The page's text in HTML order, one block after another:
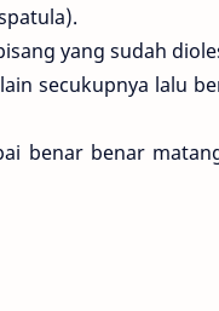
yang sudah
secukupnya lalu
benar benar